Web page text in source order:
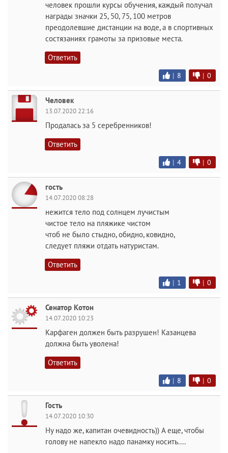
человек прошли курсы обучения, каждый получал
награды значки 25, 50, 75, 100 метров
преодолевшие дистанции на воде, а в спортивных
состязаниях грамоты за призовые места.
Ответить
| 8 | 0
Человек
13.07.2020 22:16
Продалась за 5 серебренников!
Ответить
| 4 | 0
гость
14.07.2020 08:28
нежится тело под солнцем лучистым
чистое тело на пляжике чистом
чтоб не было стыдно, обидно, ковидно,
следует пляжи отдать натуристам.
Ответить
| 1 | 0
Сенатор Котон
14.07.2020 10:23
Карфаген должен быть разрушен! Казанцева
должна быть уволена!
Ответить
| 8 | 0
Гость
14.07.2020 10:30
Ну надо же, капитан очевидность)) А еще, чтобы
голову не напекло надо панамку носить....